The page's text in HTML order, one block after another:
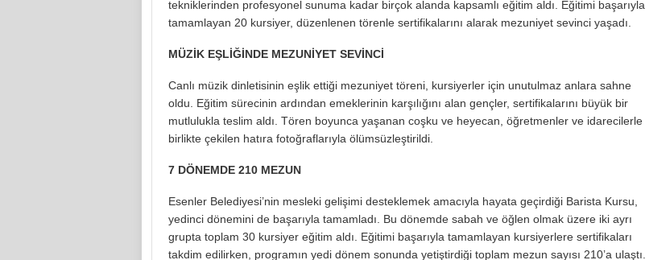
tekniklerinden profesyonel sunuma kadar birçok alanda kapsamlı eğitim aldı. Eğitimi başarıyla
tamamlayan 20 kursiyer, düzenlenen törenle sertifikalarını alarak mezuniyet sevinci yaşadı.
MÜZİK EŞLİĞİNDE MEZUNİYET SEVİNCİ
Canlı müzik dinletisinin eşlik ettiği mezuniyet töreni, kursiyerler için unutulmaz anlara sahne
oldu. Eğitim sürecinin ardından emeklerinin karşılığını alan gençler, sertifikalarını büyük bir
mutlulukla teslim aldı. Tören boyunca yaşanan coşku ve heyecan, öğretmenler ve idarecilerle
birlikte çekilen hatıra fotoğraflarıyla ölümsüzleştirildi.
7 DÖNEMDE 210 MEZUN
Esenler Belediyesi’nin mesleki gelişimi desteklemek amacıyla hayata geçirdiği Barista Kursu,
yedinci dönemini de başarıyla tamamladı. Bu dönemde sabah ve öğlen olmak üzere iki ayrı
grupta toplam 30 kursiyer eğitim aldı. Eğitimi başarıyla tamamlayan kursiyerlere sertifikaları
takdim edilirken, programın yedi dönem sonunda yetiştirdiği toplam mezun sayısı 210’a ulaştı.